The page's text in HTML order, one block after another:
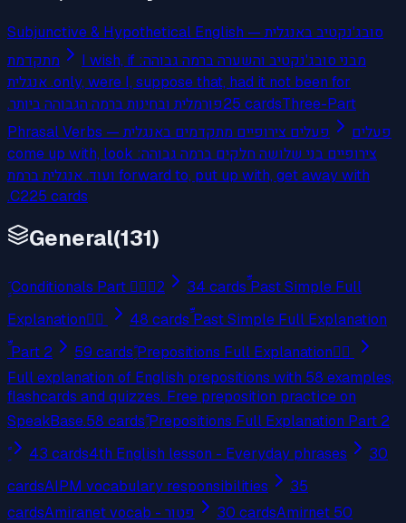
Subjunctive & Hypothetical English — סובג'נקטיב באנגלית
מתקדמת
מבני סובג'נקטיב והשערה ברמה גבוהה: I wish, if
only, were I, suppose that, had it not been for. אנגלית
פורמלית ובחינות ברמה הגבוהה ביותר.25 cardsThree-Part
Phrasal Verbs — פעלים צירופיים מתקדמים באנגלית
פעלים
צירופיים בני שלושה חלקים ברמה גבוהה: come up with, look
forward to, put up with, get away with ועוד. אנגלית ברמת
C2.25 cards
General(131)
َِِ Conditionals Part 2َِِ 34 cardsِّ Past Simple Full
Explanation ِّ
48 cardsِّ Past Simple Full Explanation
ِّ Part 2
59 cardsًِ Prepositions Full Explanation ًِ
Full explanation of English prepositions with 58 examples,
flashcards and quizzes. Free preposition practice on
SpeakBase.58 cardsًِ Prepositions Full Explanation Part 2
43 cards4th English lesson - Everyday phrases
30
cardsAIPM vocabulary responsibilities
35
cards
Amiranet vocab - פטור 30 cardsAmirnet 50